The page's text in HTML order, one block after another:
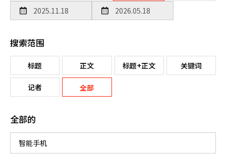
搜索范围
标题 正文 标题+正文 关键词
记者 全部
全部的